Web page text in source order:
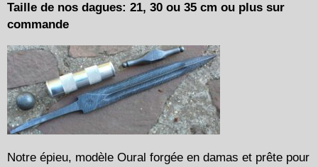
Taille de nos dagues: 21, 30 ou 35 cm ou plus sur
commande
Notre épieu, modèle Oural forgée en damas et prête pour